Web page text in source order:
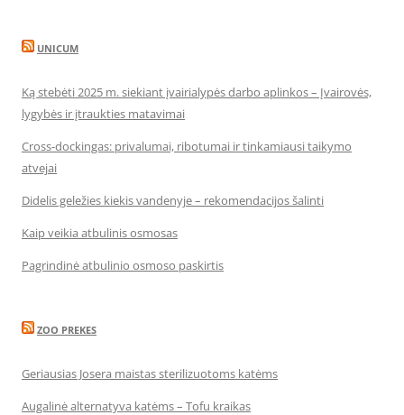
UNICUM
Ką stebėti 2025 m. siekiant įvairialypės darbo aplinkos – Įvairovės,
lygybės ir įtraukties matavimai
Cross-dockingas: privalumai, ribotumai ir tinkamiausi taikymo
atvejai
Didelis geležies kiekis vandenyje – rekomendacijos šalinti
Kaip veikia atbulinis osmosas
Pagrindinė atbulinio osmoso paskirtis
ZOO PREKES
Geriausias Josera maistas sterilizuotoms katėms
Augalinė alternatyva katėms – Tofu kraikas